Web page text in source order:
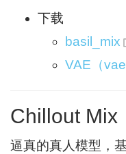
下载
basil_mix
VAE（
Chillout Mix
逼真的真人模型，